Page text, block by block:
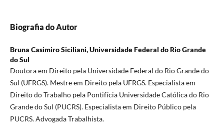
Biografia do Autor
Bruna Casimiro Siciliani,Universidade Federal do Rio Grande
do Sul
Doutora em Direito pela Universidade Federal do Rio Grande do
Sul (UFRGS). Mestre em Direito pela UFRGS. Especialista em
Direito do Trabalho pela Pontifícia Universidade Católica do Rio
Grande do Sul (PUCRS). Especialista em Direito Público pela
PUCRS. Advogada Trabalhista.